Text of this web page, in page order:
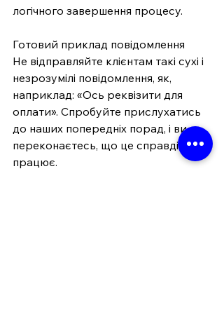
логічного завершення процесу.
Готовий приклад повідомлення
Не відправляйте клієнтам такі сухі і
незрозумілі повідомлення, як,
наприклад: «Ось реквізити для
оплати». Спробуйте прислухатись
до наших попередніх порад, і ви
переконаєтесь, що це справді
працює.